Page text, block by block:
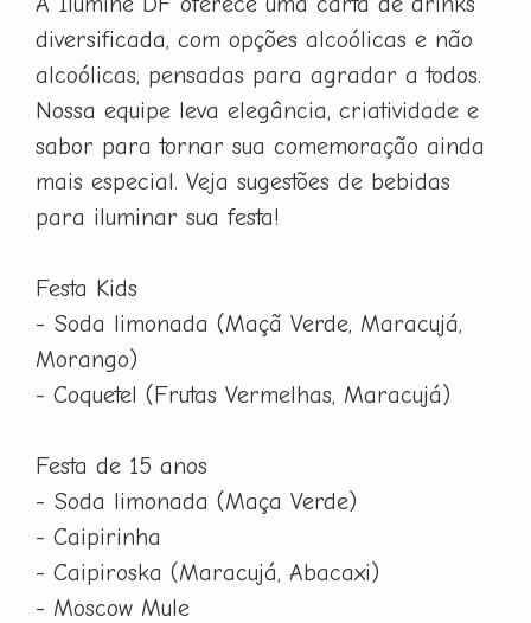
diversificada, com opções alcoólicas e não
alcoólicas, pensadas para agradar a todos.
Nossa equipe leva elegância, criatividade e
sabor para tornar sua comemoração ainda
mais especial. Veja sugestões de bebidas
para iluminar sua festa!
Festa Kids
- Soda limonada (Maçã Verde, Maracujá,
Morango)
- Coquetel (Frutas Vermelhas, Maracujá)
Festa de 15 anos
- Soda limonada (Maça Verde)
- Caipirinha
- Caipiroska (Maracujá, Abacaxi)
- Moscow Mule